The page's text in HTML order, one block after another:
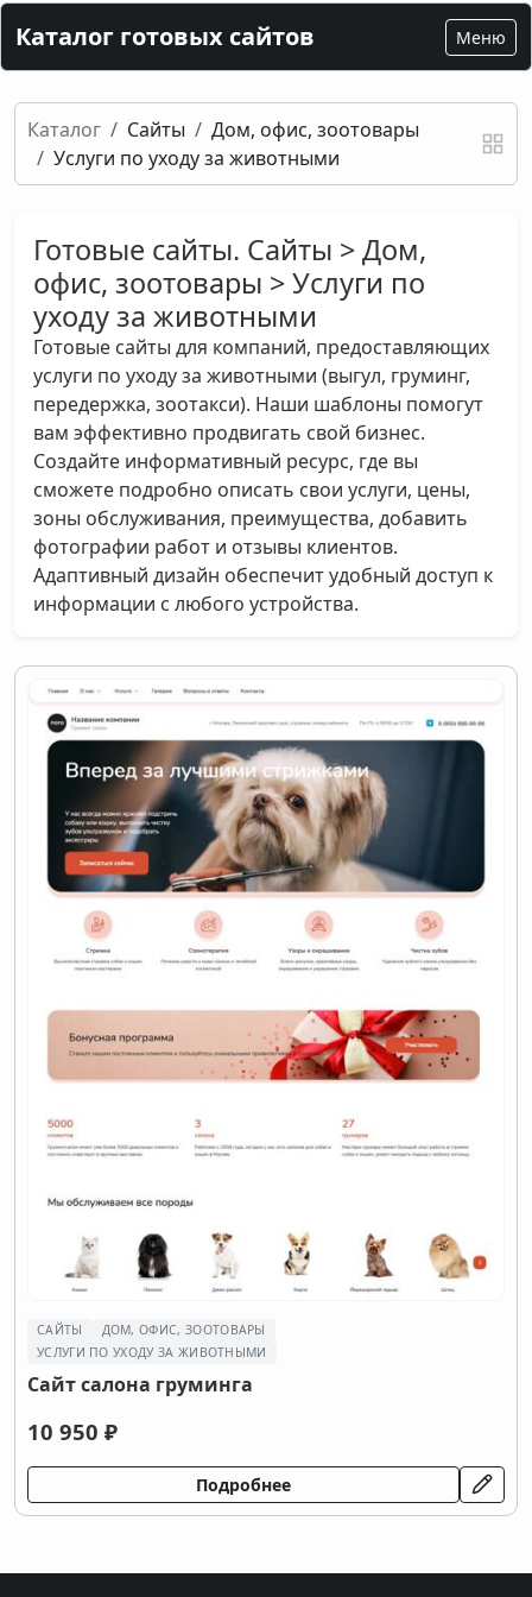
Каталог готовых сайтов Меню
Каталог Сайты
Дом, офис, зоотовары
Услуги по уходу за животными
Готовые сайты. Сайты > Дом,
офис, зоотовары > Услуги по
уходу за животными
Готовые сайты для компаний, предоставляющих
услуги по уходу за животными (выгул, груминг,
передержка, зоотакси). Наши шаблоны помогут
вам эффективно продвигать свой бизнес.
Создайте информативный ресурс, где вы
сможете подробно описать свои услуги, цены,
зоны обслуживания, преимущества, добавить
фотографии работ и отзывы клиентов.
Адаптивный дизайн обеспечит удобный доступ к
информации с любого устройства.
САЙТЫ
ДОМ, ОФИС, ЗООТОВАРЫ
УСЛУГИ ПО УХОДУ ЗА ЖИВОТНЫМИ
Сайт салона груминга
10 950 ₽
Подробнее